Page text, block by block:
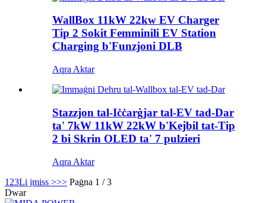
WallBox 11kW 22kw EV Charger
Tip 2 Sokit Femminili EV Station
Charging b'Funzjoni DLB
Aqra Aktar
Stazzjon tal-Iċċarġjar tal-EV tad-Dar
ta' 7kW 11kW 22kW b'Kejbil tat-Tip
2 bi Skrin OLED ta' 7 pulzieri
Aqra Aktar
1 23Li jmiss >>> Paġna 1 / 3
Dwar